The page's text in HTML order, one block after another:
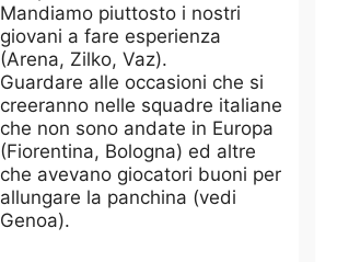
Mandiamo piuttosto i nostri
giovani a fare esperienza
(Arena, Zilko, Vaz).
Guardare alle occasioni che si
creeranno nelle squadre italiane
che non sono andate in Europa
(Fiorentina, Bologna) ed altre
che avevano giocatori buoni per
allungare la panchina (vedi
Genoa).